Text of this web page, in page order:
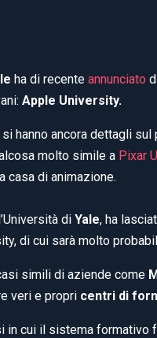
ha di recente annunciato
Apple University.
si hanno ancora dettagli
molto simile a Pixar
casa di animazione.
di Yale, ha
di cui sarà molto
simili di aziende come
veri e propri centri di
in cui il sistema formativo